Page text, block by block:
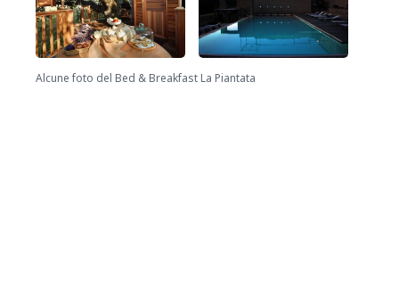
Alcune foto del Bed & Breakfast La Piantata